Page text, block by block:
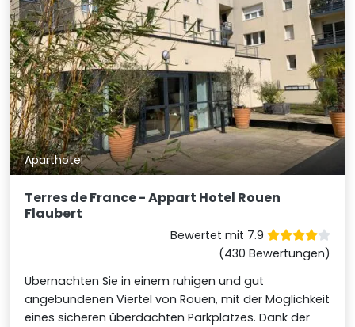
Aparthotel
Terres de France - Appart Hotel Rouen
Flaubert
Bewertet mit 7.9
(430 Bewertungen)
Übernachten Sie in einem ruhigen und gut
angebundenen Viertel von Rouen, mit der Möglichkeit
eines sicheren überdachten Parkplatzes. Dank der